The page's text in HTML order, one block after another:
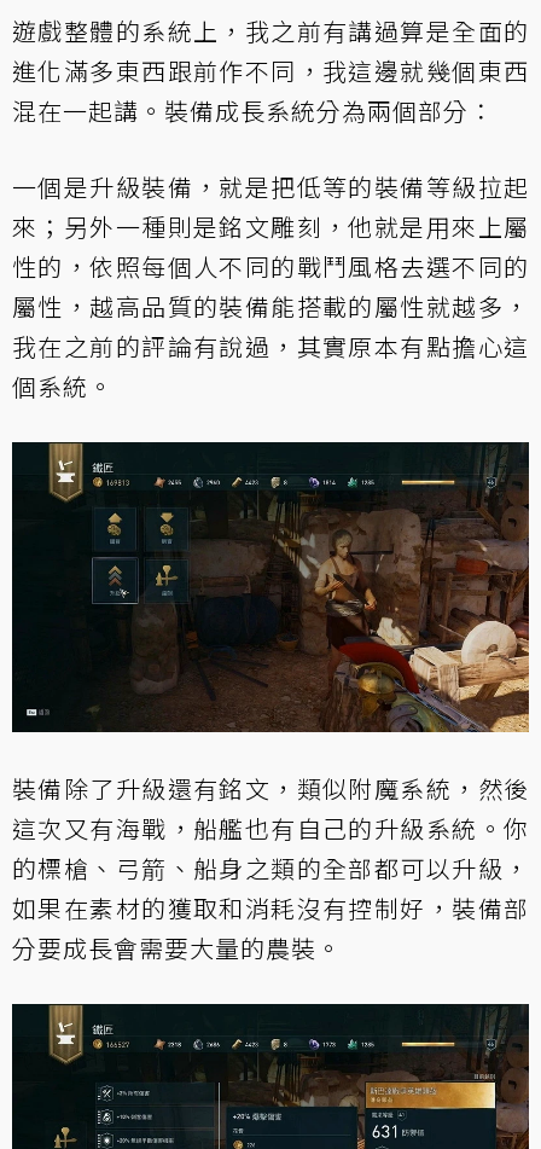
遊戲整體的系統上，我之前有講過算是全面的
進化滿多東西跟前作不同，我這邊就幾個東西
混在一起講。裝備成長系統分為兩個部分：
一個是升級裝備，就是把低等的裝備等級拉起
來；另外一種則是銘文雕刻，他就是用來上屬
性的，依照每個人不同的戰鬥風格去選不同的
屬性，越高品質的裝備能搭載的屬性就越多，
我在之前的評論有說過，其實原本有點擔心這
個系統。
裝備除了升級還有銘文，類似附魔系統，然後
這次又有海戰，船艦也有自己的升級系統。你
的標槍、弓箭、船身之類的全部都可以升級，
如果在素材的獲取和消耗沒有控制好，裝備部
分要成長會需要大量的農裝。